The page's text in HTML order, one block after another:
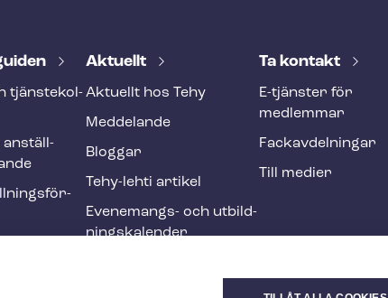
tjäns­te­kol­
an­ställ­
Aktuellt
Aktuellt hos Tehy
Meddelande
Bloggar
Tehy-lehti artikel
Evenemangs- och ut­bild­
nings­ka­len­der
Ta kontakt
E-tjänster för
medlemmar
Fackav­del­ning­ar
Till medier